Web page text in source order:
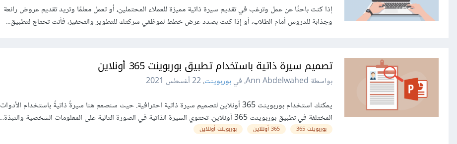
إذا كنت باحثًا عن عمل وترغب في تقديم سيرة ذاتية مميزة للعملاء المحتملين، أو تعمل معلمًا وتريد تقديم عروض رائعة
وجذابة للدروس أمام الطلاب، أو إذا كنت بصدد عرض خطط لموظفي شركتك للتطوير والتحفيز، فأنت تحتاج لتطبيق...
تصميم سيرة ذاتية باستخدام تطبيق بوربوينت 365 أونلاين
بواسطة Ann Abdelwahed، في بوربوينت،22 أغسطس 2021
يمكنك استخدام بوربوينت 365 أونلاين لتصميم سيرة ذاتية احترافية. حيث سنصمم هنا سيرةً ذاتيةً باستخدام الأدوات
المختلفة في تطبيق بوربوينت 365 أونلاين. تحتوي السيرة الذاتية في الصورة التالية على المعلومات الشخصية والنبذة...
بوربوينت 365 365 أونلاين بوربوينت أونلاين